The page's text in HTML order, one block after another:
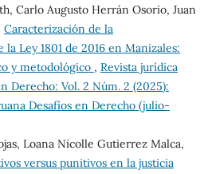
Carlo Augusto Herrán Osorio, Juan
Caracterización de la
Ley 1801 de 2016 en Manizales:
y metodológico , Revista jurídica
Derecho: Vol. 2 Núm. 2 (2025):
Desafíos en Derecho (julio-
Loana Nicolle Gutierrez Malca,
versus punitivos en la justicia